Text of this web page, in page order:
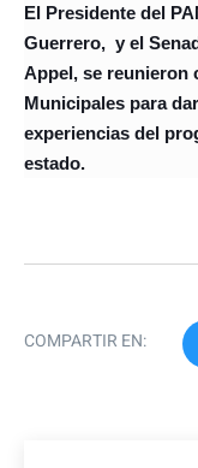
El Presidente del
Guerrero, y el
Appel, se reunieron
Municipales para
experiencias del
estado.
COMPARTIR EN: